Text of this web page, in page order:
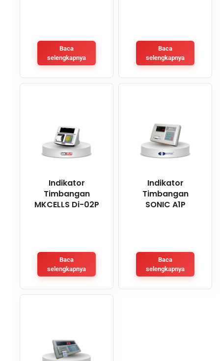
Baca
selengkapnya
Baca
selengkapnya
Indikator
Timbangan
MKCELLS Di-02P
Baca
selengkapnya
Indikator
Timbangan
SONIC A1P
Baca
selengkapnya